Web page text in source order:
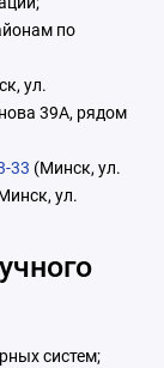
по
ул.
39А, рядом
33 (Минск, ул.
ул.
систем;